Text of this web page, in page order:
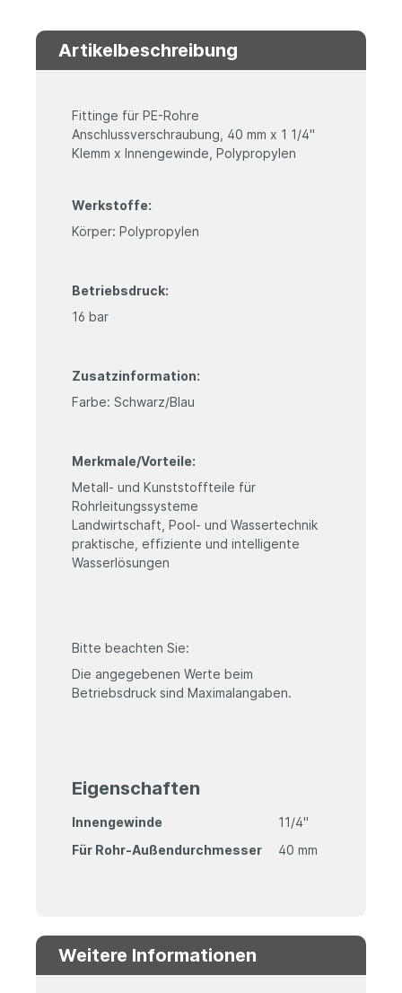
Artikelbeschreibung
Fittinge für PE-Rohre
Anschlussverschraubung, 40 mm x 1 1/4"
Klemm x Innengewinde, Polypropylen
Werkstoffe:
Körper: Polypropylen
Betriebsdruck:
16 bar
Zusatzinformation:
Farbe: Schwarz/Blau
Merkmale/Vorteile:
Metall- und Kunststoffteile für
Rohrleitungssysteme
Landwirtschaft, Pool- und Wassertechnik
praktische, effiziente und intelligente
Wasserlösungen
Bitte beachten Sie:
Die angegebenen Werte beim
Betriebsdruck sind Maximalangaben.
Eigenschaften
Innengewinde
11/4"
Für Rohr-Außendurchmesser
40 mm
Weitere Informationen